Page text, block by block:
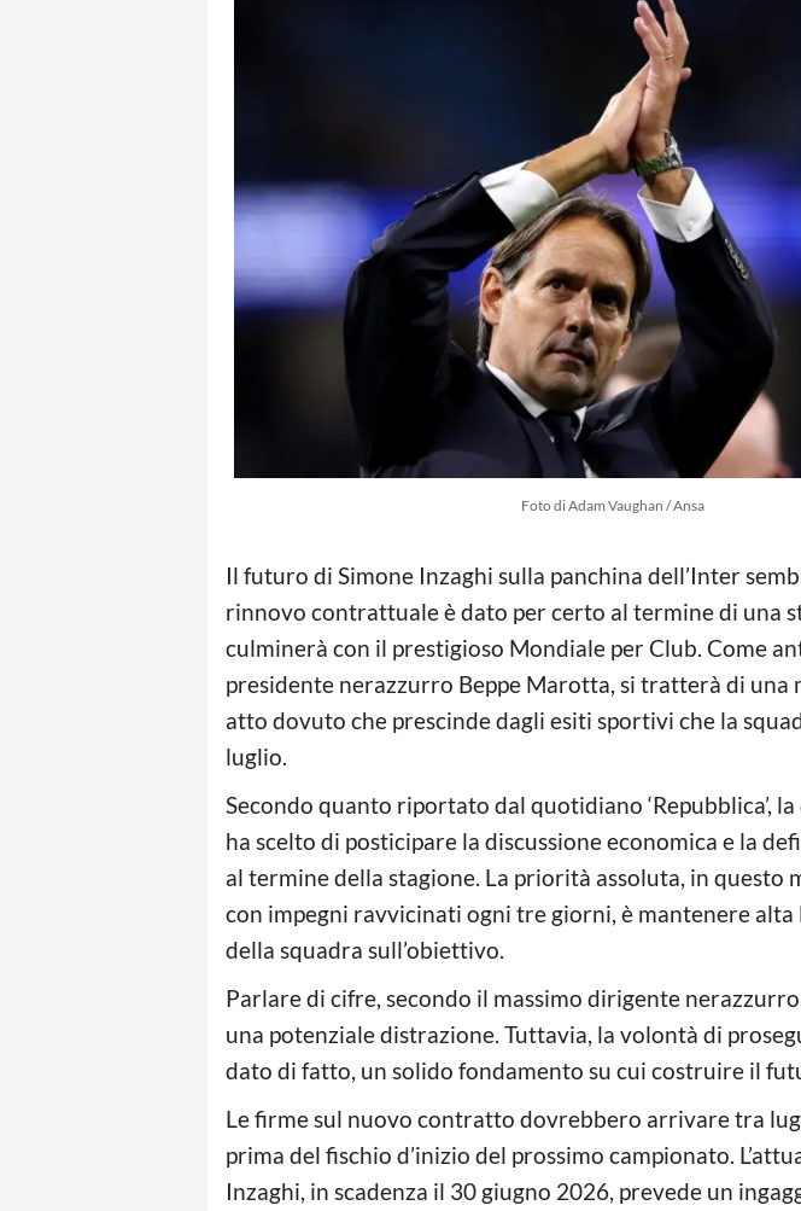
Foto di Adam Vaughan / Ansa
Il futuro di Simone Inzaghi sulla panchina dell’Inter
rinnovo contrattuale è dato per certo al termine di una
culminerà con il prestigioso Mondiale per Club. Come
presidente nerazzurro Beppe Marotta, si tratterà di una
atto dovuto che prescinde dagli esiti sportivi che la
luglio.
Secondo quanto riportato dal quotidiano ‘Repubblica’,
ha scelto di posticipare la discussione economica e la
al termine della stagione. La priorità assoluta, in questo
con impegni ravvicinati ogni tre giorni, è mantenere
della squadra sull’obiettivo.
Parlare di cifre, secondo il massimo dirigente
una potenziale distrazione. Tuttavia, la volontà di
dato di fatto, un solido fondamento su cui costruire il
Le firme sul nuovo contratto dovrebbero arrivare tra
prima del fischio d’inizio del prossimo campionato.
Inzaghi, in scadenza il 30 giugno 2026, prevede un